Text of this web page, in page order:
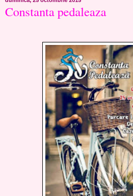
Constanta pedaleaza